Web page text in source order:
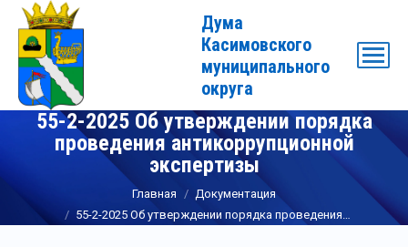
Дума
Касимовского
муниципального
округа
55-2-2025 Об утверждении порядка
проведения антикоррупционной
экспертизы
Вы здесь: Главная
Документация
55-2-2025 Об утверждении порядка проведения…